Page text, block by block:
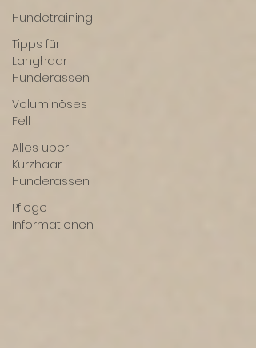
Hundetraining
Tipps für
Langhaar
Hunderassen
Voluminöses
Fell
Alles über
Kurzhaar-
Hunderassen
Pflege
Informationen